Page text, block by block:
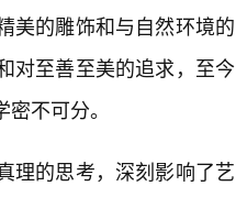
美的雕饰和与自然环境的
对至善至美的追求，至今
不可分。
理的思考，深刻影响了艺